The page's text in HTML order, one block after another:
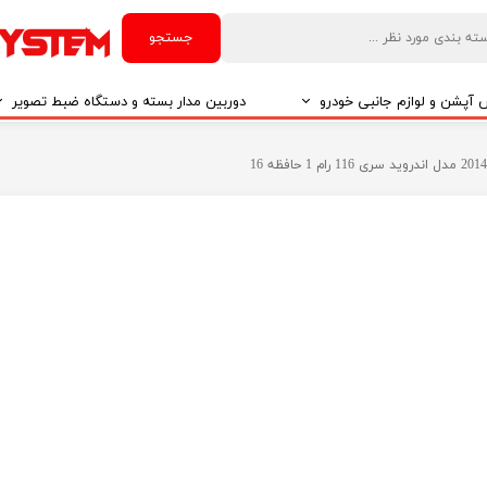
جستجو
و لوازم جانبی خودرو دوربین مدار بسته و دستگاه ضبط تصویر